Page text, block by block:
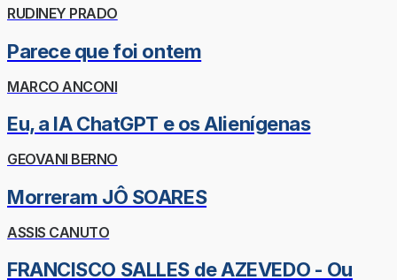
RUDINEY PRADO
Parece que foi ontem
MARCO ANCONI
Eu, a IA ChatGPT e os Alienígenas
GEOVANI BERNO
Morreram JÔ SOARES
ASSIS CANUTO
FRANCISCO SALLES de AZEVEDO - Ou